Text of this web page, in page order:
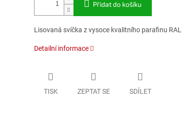
Přidat do košíku
Lisovaná svíčka z vysoce kvalitního parafinu RAL
Detailní informace
TISK ZEPTAT SE SDÍLET